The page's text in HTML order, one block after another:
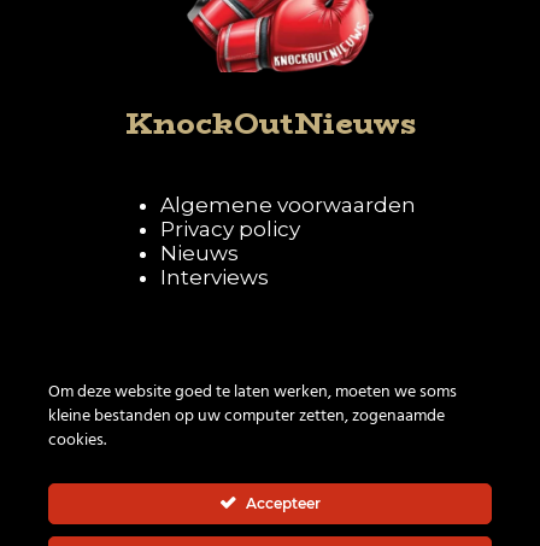
KnockOutNieuws
Algemene voorwaarden
Privacy policy
Nieuws
Interviews
Om deze website goed te laten werken, moeten we soms
kleine bestanden op uw computer zetten, zogenaamde
cookies.
Accepteer